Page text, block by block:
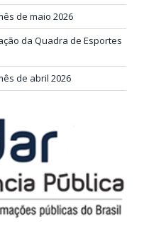
de maio 2026
da Quadra de Esportes
de abril 2026